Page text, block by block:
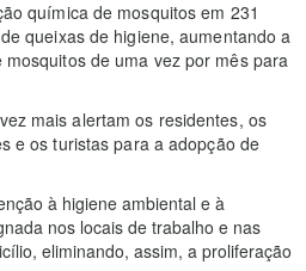
química de mosquitos em 231
queixas de higiene, aumentando a
de uma vez por mês para
mais alertam os residentes, os
e os turistas para a adopção de
à higiene ambiental e à
nos locais de trabalho e nas
eliminando, assim, a proliferação